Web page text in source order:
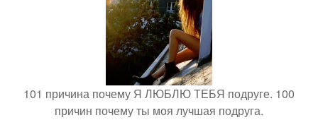
101 причина почему Я ЛЮБЛЮ ТЕБЯ подруге. 100
причин почему ты моя лучшая подруга.